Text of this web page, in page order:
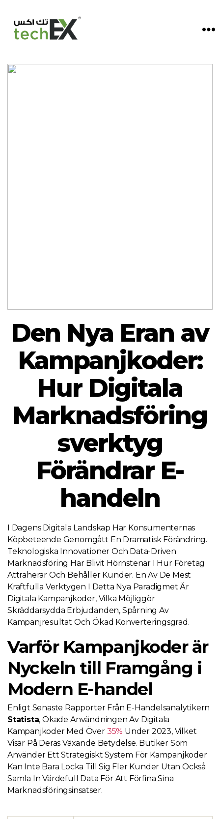
Den Nya Eran av
Kampanjkoder:
Hur Digitala
Marknadsföring
sverktyg
Förändrar E-
handeln
I Dagens Digitala Landskap Har Konsumenternas
Köpbeteende Genomgått En Dramatisk Förändring.
Teknologiska Innovationer Och Data-Driven
Marknadsföring Har Blivit Hörnstenar I Hur Företag
Attraherar Och Behåller Kunder. En Av De Mest
Kraftfulla Verktygen I Detta Nya Paradigmet Är
Digitala Kampanjkoder, Vilka Möjliggör
Skräddarsydda Erbjudanden, Spårning Av
Kampanjresultat Och Ökad Konverteringsgrad.
Varför Kampanjkoder är
Nyckeln till Framgång i
Modern E-handel
Enligt Senaste Rapporter Från E-Handelsanalytikern
Statista, Ökade Användningen Av Digitala
Kampanjkoder Med Över 35% Under 2023, Vilket
Visar På Deras Växande Betydelse. Butiker Som
Använder Ett Strategiskt System För Kampanjkoder
Kan Inte Bara Locka Till Sig Fler Kunder Utan Också
Samla In Värdefull Data För Att Förfina Sina
Marknadsföringsinsatser.